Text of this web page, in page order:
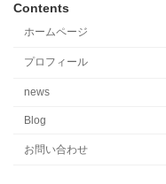
Contents
ホームページ
プロフィール
news
Blog
お問い合わせ